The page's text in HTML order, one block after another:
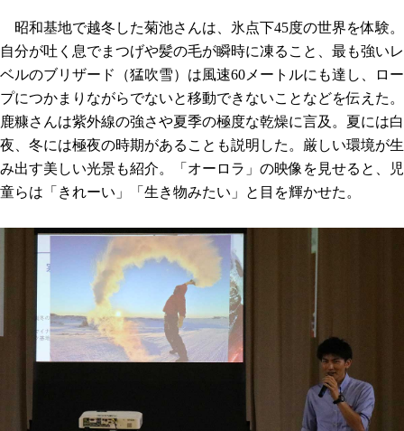
昭和基地で越冬した菊池さんは、氷点下45度の世界を体験。
自分が吐く息でまつげや髪の毛が瞬時に凍ること、最も強いレ
ベルのブリザード（猛吹雪）は風速60メートルにも達し、ロー
プにつかまりながらでないと移動できないことなどを伝えた。
鹿糠さんは紫外線の強さや夏季の極度な乾燥に言及。夏には白
夜、冬には極夜の時期があることも説明した。厳しい環境が生
み出す美しい光景も紹介。「オーロラ」の映像を見せると、児
童らは「きれーい」「生き物みたい」と目を輝かせた。